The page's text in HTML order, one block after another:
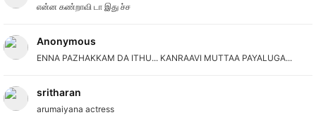
என்ன கண்றாவி டா இது ச்ச
Anonymous
ENNA PAZHAKKAM DA ITHU... KANRAAVI MUTTAA PAYALUGA...
sritharan
arumaiyana actress